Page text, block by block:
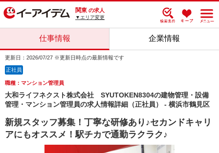
関東 の求人
▼エリア変更
仕事情報 企業情報
更新日：2026/07/27 ※更新日時点の最新情報です
正社員
職種：マンション管理員
大和ライフネクスト株式会社 SYUTOKEN8304の建物管理・設備
管理・マンション管理員の求人情報詳細（正社員） - 横浜市鶴見区
新規スタッフ募集！丁寧な研修あり♪セカンドキャリ
アにもオススメ！駅チカで通勤ラクラク♪